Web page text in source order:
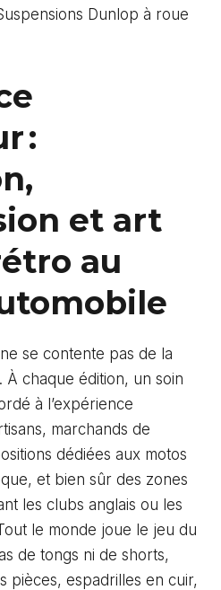
Dunlop à roue
:
et art
au
se contente pas de la
chaque édition, un soin
à l’expérience
marchands de
dédiées aux motos
et bien sûr des zones
les clubs anglais ou les
le monde joue le jeu du
de tongs ni de shorts,
pièces, espadrilles en cuir,